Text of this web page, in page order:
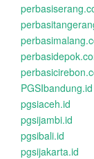
PGSIbandung.id
pgsiaceh.id
pgsijambi.id
pgsibali.id
pgsijakarta.id